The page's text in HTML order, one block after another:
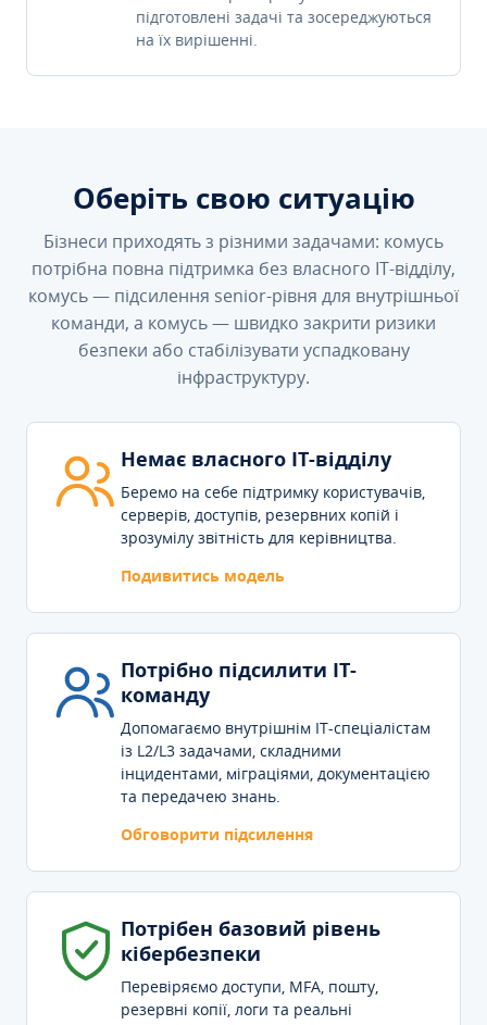
підготовлені задачі та зосереджуються
на їх вирішенні.
Оберіть свою ситуацію
Бізнеси приходять з різними задачами: комусь
потрібна повна підтримка без власного IT-відділу,
комусь — підсилення senior-рівня для внутрішньої
команди, а комусь — швидко закрити ризики
безпеки або стабілізувати успадковану
інфраструктуру.
Немає власного IT-відділу
Беремо на себе підтримку користувачів,
серверів, доступів, резервних копій і
зрозумілу звітність для керівництва.
Подивитись модель
Потрібно підсилити IT-
команду
Допомагаємо внутрішнім IT-спеціалістам
із L2/L3 задачами, складними
інцидентами, міграціями, документацією
та передачею знань.
Обговорити підсилення
Потрібен базовий рівень
кібербезпеки
Перевіряємо доступи, MFA, пошту,
резервні копії, логи та реальні